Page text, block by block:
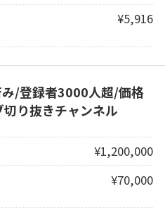
¥5,916
み/登録者3000人超/価格
り抜きチャンネル
¥1,200,000
¥70,000